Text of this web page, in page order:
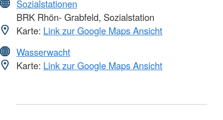
Sozialstationen
BRK Rhön- Grabfeld, Sozialstation
Karte: Link zur Google Maps Ansicht
Wasserwacht
Karte: Link zur Google Maps Ansicht